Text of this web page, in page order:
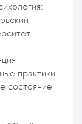
практики
состояние